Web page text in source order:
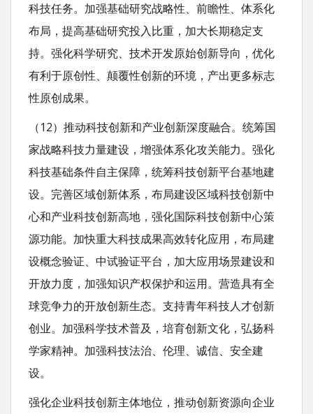
科技任务。加强基础研究战略性、前瞻性、体系化
布局，提高基础研究投入比重，加大长期稳定支
持。强化科学研究、技术开发原始创新导向，优化
有利于原创性、颠覆性创新的环境，产出更多标志
性原创成果。
（12）推动科技创新和产业创新深度融合。统筹国
家战略科技力量建设，增强体系化攻关能力。强化
科技基础条件自主保障，统筹科技创新平台基地建
设。完善区域创新体系，布局建设区域科技创新中
心和产业科技创新高地，强化国际科技创新中心策
源功能。加快重大科技成果高效转化应用，布局建
设概念验证、中试验证平台，加大应用场景建设和
开放力度，加强知识产权保护和运用。营造具有全
球竞争力的开放创新生态。支持青年科技人才创新
创业。加强科学技术普及，培育创新文化，弘扬科
学家精神。加强科技法治、伦理、诚信、安全建
设。
强化企业科技创新主体地位，推动创新资源向企业